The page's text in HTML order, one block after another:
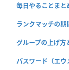
毎日やることまと
ランクマッチの
グループの上げ方
パスワード（エウ